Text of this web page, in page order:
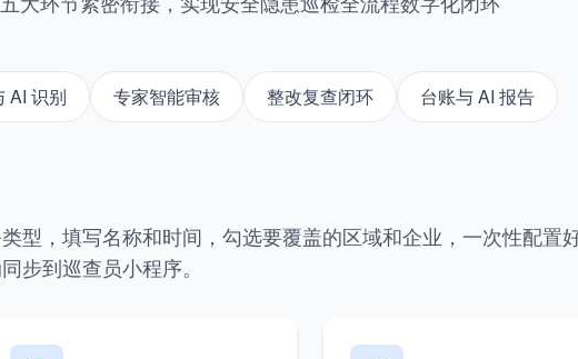
AI 识别 专家智能审核 整改复查闭环 台账与 AI 报告
型，填写名称和时间，勾选要覆盖的区域和企业，一次性配置
步到巡查员小程序。